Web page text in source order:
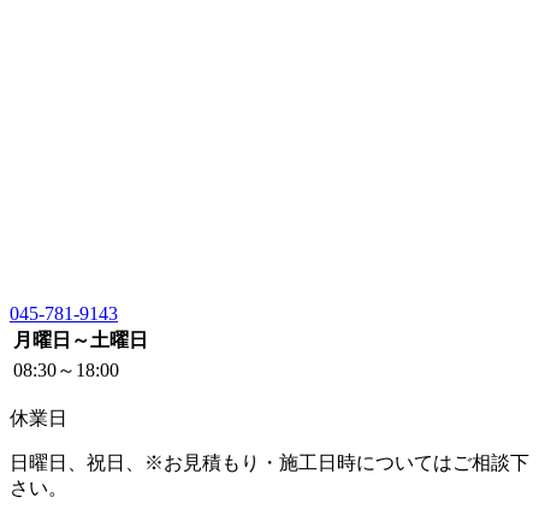
045-781-9143
月曜日～土曜日
08:30～18:00
休業日
日曜日、祝日、※お見積もり・施工日時についてはご相談下
さい。